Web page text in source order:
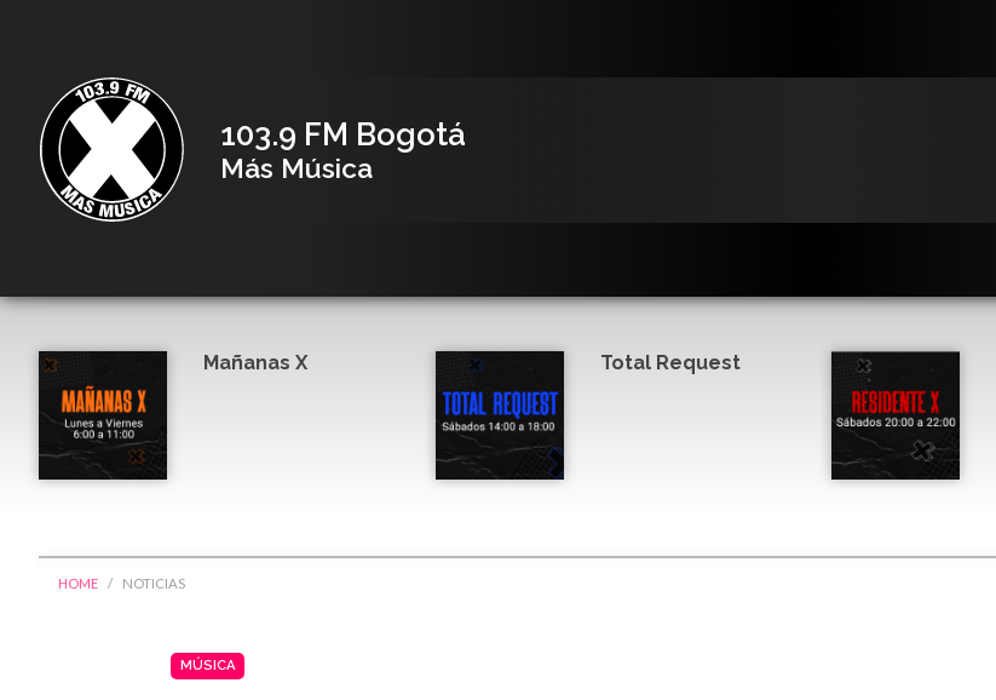
103.9 FM Bogotá
Más Música
Mañanas X Total Request
HOME NOTICIAS
MÚSICA